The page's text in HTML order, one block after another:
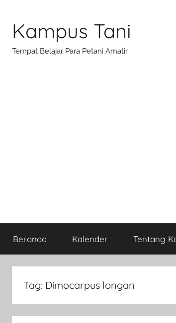
content
Kampus Tani
Tempat Belajar Para Petani Amatir
Beranda Kalender Tentang
Tag: Dimocarpus longan